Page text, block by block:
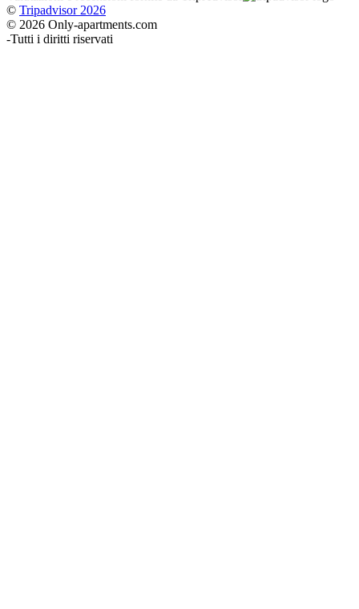
© Tripadvisor 2026
© 2026 Only-apartments.com
-Tutti i diritti riservati